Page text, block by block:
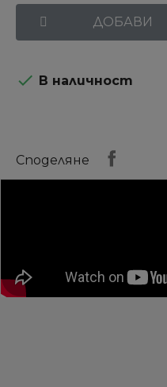
ДОБАВИ
 В наличност
Споделяне